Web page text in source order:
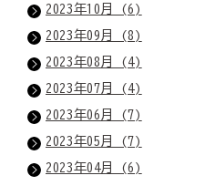
2023年10月 (6)
2023年09月 (8)
2023年08月 (4)
2023年07月 (4)
2023年06月 (7)
2023年05月 (7)
2023年04月 (6)